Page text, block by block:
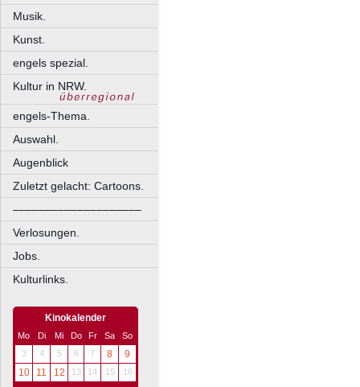
Musik.
Kunst.
engels spezial.
Kultur in NRW.
engels-Thema.
Auswahl.
Augenblick
Zuletzt gelacht: Cartoons.
––––––––––––––––––––
Verlosungen.
Jobs.
Kulturlinks.
Kinokalender
Mo Di Mi Do Fr Sa
So
3
4 5 6 7 8
9
10
11 12 13 14 15 16